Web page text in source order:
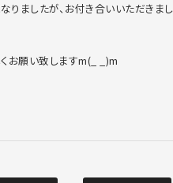
りましたが、お付き合いいただきま
お願い致しますm(_ _)m